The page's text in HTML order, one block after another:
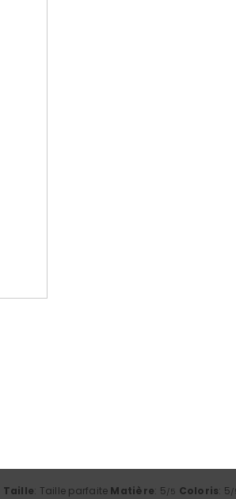
Taille: Taille parfaite Matière: 5/5 Coloris: 5/